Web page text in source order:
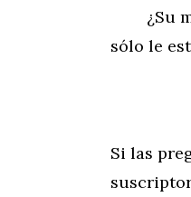
¿Su
sólo le
Si las